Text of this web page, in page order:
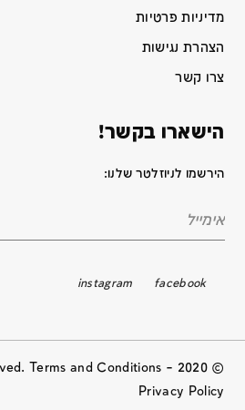
מדיניות פרטיות
הצהרת נגישות
צרו קשר
הישארו בקשר!
הירשמו לניוזלטר שלנו:
facebook
instagram
© 2020 All Rights Reserved. Terms and Conditions –
Privacy Policy